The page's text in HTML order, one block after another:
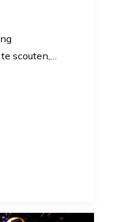
scouten,…